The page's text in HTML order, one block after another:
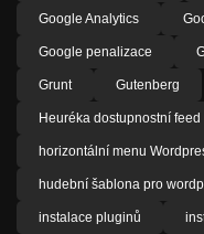
Google Analytics
Google penalizace
Grunt Gutenberg
Heuréka dostupnostní
horizontální menu
hudební šablona pro
instalace pluginů